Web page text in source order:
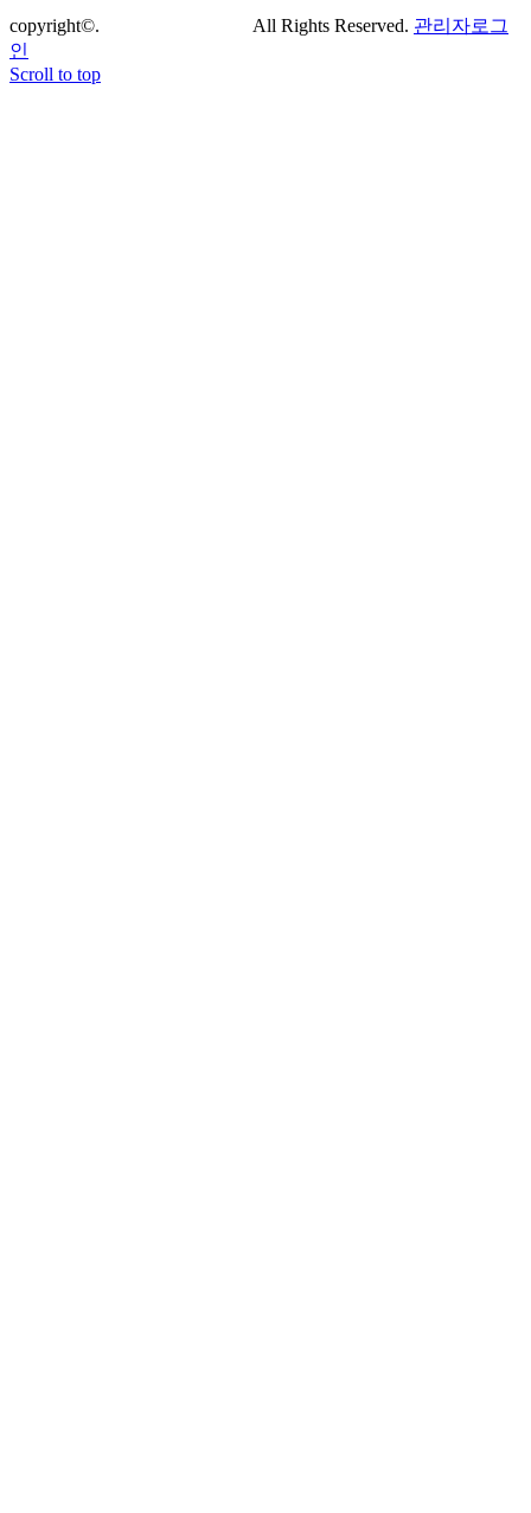
copyright©. All Rights Reserved. 관리자로그
인
Scroll to top